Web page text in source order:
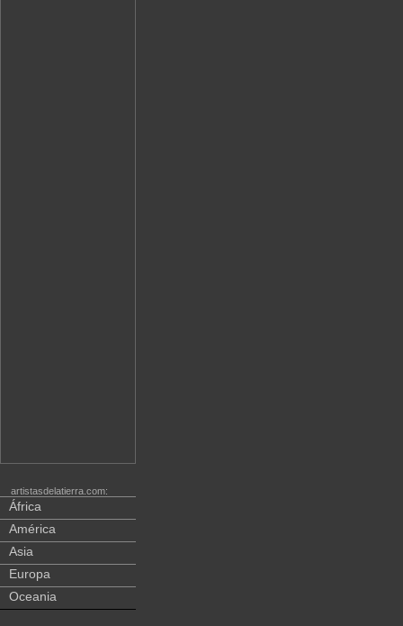
artistasdelatierra.com:
África
América
Asia
Europa
Oceania